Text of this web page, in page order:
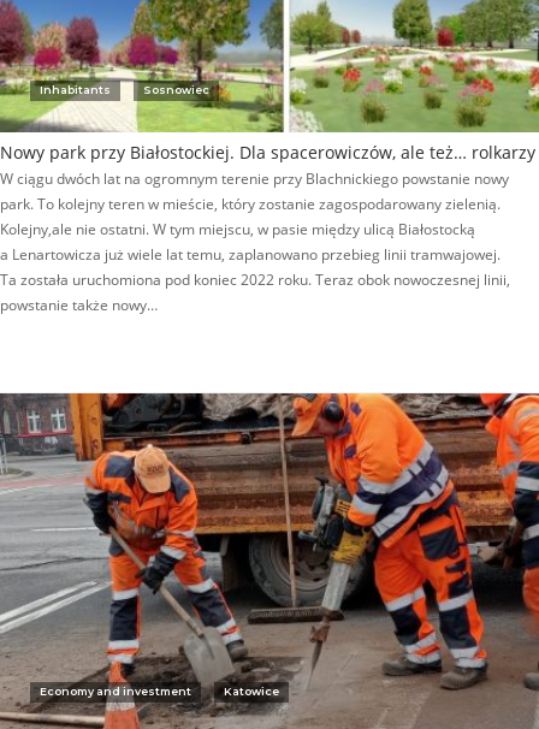
Inhabitants Sosnowiec
Nowy park przy Białostockiej. Dla spacerowiczów, ale też… rolkarzy
W ciągu dwóch lat na ogromnym terenie przy Blachnickiego powstanie nowy
park. To kolejny teren w mieście, który zostanie zagospodarowany zielenią.
Kolejny,ale nie ostatni. W tym miejscu, w pasie między ulicą Białostocką
a Lenartowicza już wiele lat temu, zaplanowano przebieg linii tramwajowej.
Ta została uruchomiona pod koniec 2022 roku. Teraz obok nowoczesnej linii,
powstanie także nowy…
Economy and investment Katowice